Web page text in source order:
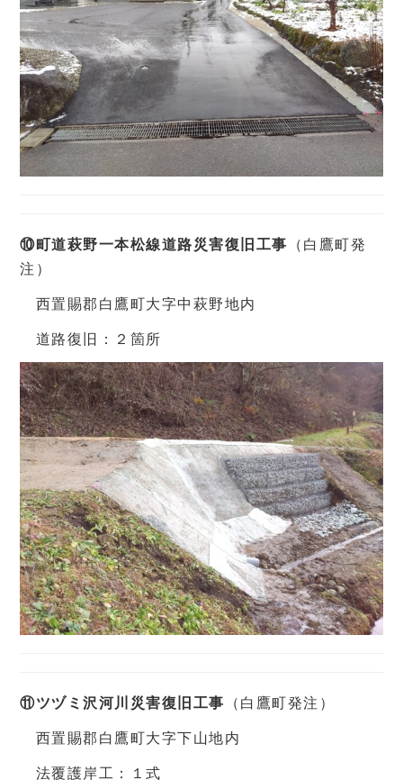
⑩町道萩野一本松線道路災害復旧工事 （白鷹町発
注）
西置賜郡白鷹町大字中萩野地内
道路復旧：２箇所
⑪ツヅミ沢河川災害復旧工事 （白鷹町発注）
西置賜郡白鷹町大字下山地内
法覆護岸工：１式